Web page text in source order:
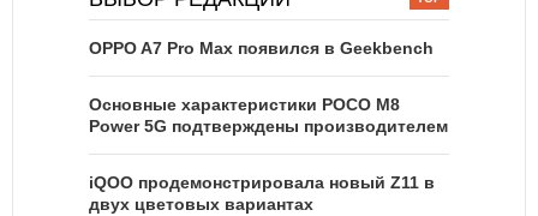
OPPO A7 Pro Max появился в Geekbench
Основные характеристики POCO M8
Power 5G подтверждены производителем
iQOO продемонстрировала новый Z11 в
двух цветовых вариантах